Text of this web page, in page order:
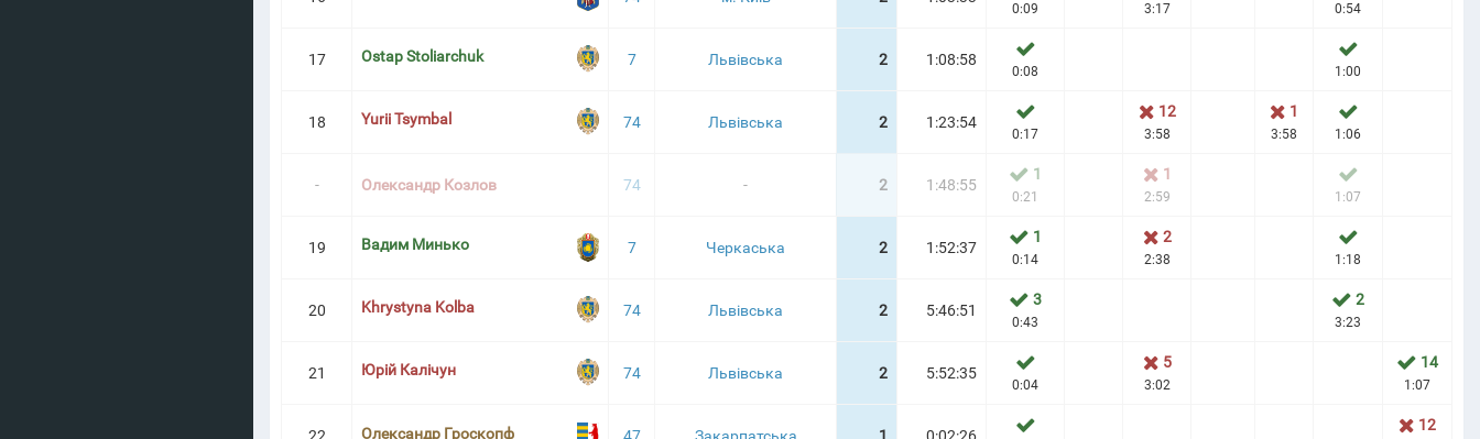
0:09 3:17 0:54
17 Ostap Stoliarchuk 7 Львівська 2 1:08:58
0:08 1:00
18 Yurii Tsymbal 74 Львівська 2 1:23:54
0:17
12
3:58
1
3:58 1:06
- Олександр Козлов 74 - 2 1:48:55
1
0:21
1
2:59 1:07
19 Вадим Минько 7 Черкаська 2 1:52:37
1
0:14
2
2:38 1:18
20 Khrystyna Kolba 74 Львівська 2 5:46:51
3
0:43
2
3:23
21 Юрій Калічун 74 Львівська 2 5:52:35
0:04
5
3:02
14
1:07
Олександр Гроскопф 12